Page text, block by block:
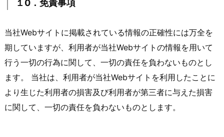
１0．免責事項
当社Webサイトに掲載されている情報の正確性には万全を
期していますが、利用者が当社Webサイトの情報を用いて
行う一切の行為に関して、一切の責任を負わないものとし
ます。 当社は、利用者が当社Webサイトを利用したことに
より生じた利用者の損害及び利用者が第三者に与えた損害
に関して、一切の責任を負わないものとします。